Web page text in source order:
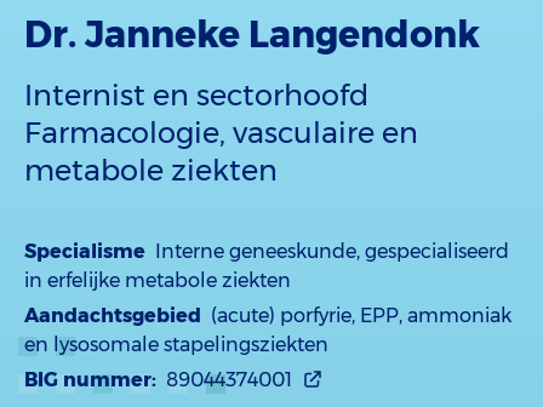
Dr. Janneke Langendonk
Internist en sectorhoofd
Farmacologie, vasculaire en
metabole ziekten
Specialisme Interne geneeskunde, gespecialiseerd
in erfelijke metabole ziekten
Aandachtsgebied (acute) porfyrie, EPP, ammoniak
en lysosomale stapelingsziekten
BIG nummer: 89044374001